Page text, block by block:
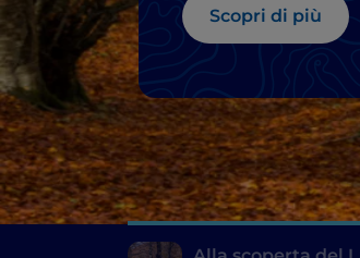
Scopri di più